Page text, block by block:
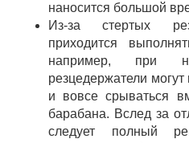
наносится большой
Из-за стертых
приходится
например, при
резцедержатели могут
и вовсе срываться
барабана. Вслед за
следует полный